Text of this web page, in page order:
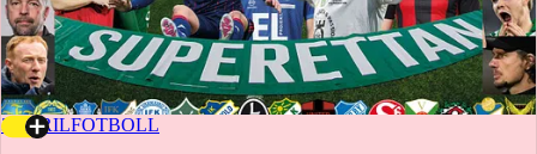
3 APRILFOTBOLL